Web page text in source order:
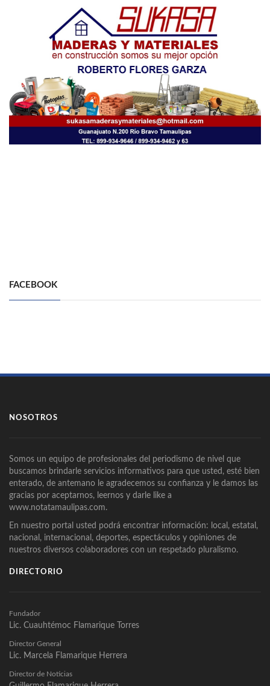
FACEBOOK
NOSOTROS
Somos un equipo de profesionales del periodismo de nivel que
buscamos brindarle servicios informativos para que usted, esté bien
enterado, de antemano le agradecemos su confianza y le damos las
gracias por aceptarnos, leernos y darle like a
www.notatamaulipas.com.
En nuestro portal usted podrá encontrar información: local, estatal,
nacional, internacional, deportes, espectáculos y opiniones de
nuestros diversos colaboradores con un respetado pluralismo.
DIRECTORIO
Fundador
Lic. Cuauhtémoc Flamarique Torres
Director General
Lic. Marcela Flamarique Herrera
Director de Noticias